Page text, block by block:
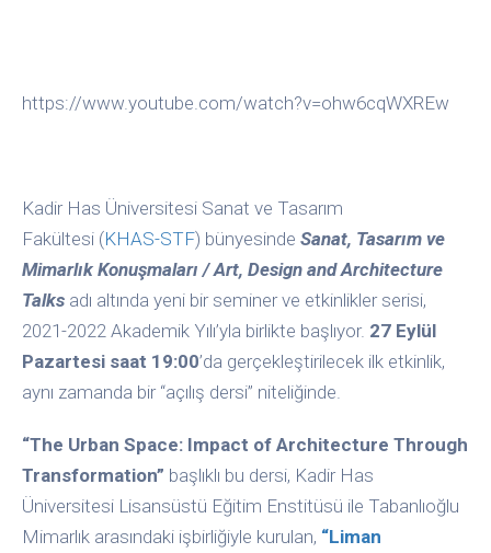
https://www.youtube.com/watch?v=ohw6cqWXREw
Kadir Has Üniversitesi Sanat ve Tasarım
Fakültesi (KHAS-STF) bünyesinde Sanat, Tasarım ve
Mimarlık Konuşmaları / Art, Design and Architecture
Talks adı altında yeni bir seminer ve etkinlikler serisi,
2021-2022 Akademik Yılı’yla birlikte başlıyor. 27 Eylül
Pazartesi saat 19:00’da gerçekleştirilecek ilk etkinlik,
aynı zamanda bir “açılış dersi” niteliğinde.
“The Urban Space: Impact of Architecture Through
Transformation” başlıklı bu dersi, Kadir Has
Üniversitesi Lisansüstü Eğitim Enstitüsü ile Tabanlıoğlu
Mimarlık arasındaki işbirliğiyle kurulan, “Liman